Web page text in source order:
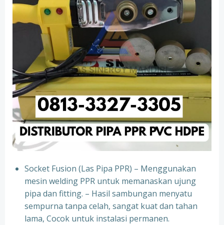
Socket Fusion (Las Pipa PPR) – Menggunakan
mesin welding PPR untuk memanaskan ujung
pipa dan fitting. – Hasil sambungan menyatu
sempurna tanpa celah, sangat kuat dan tahan
lama, Cocok untuk instalasi permanen.